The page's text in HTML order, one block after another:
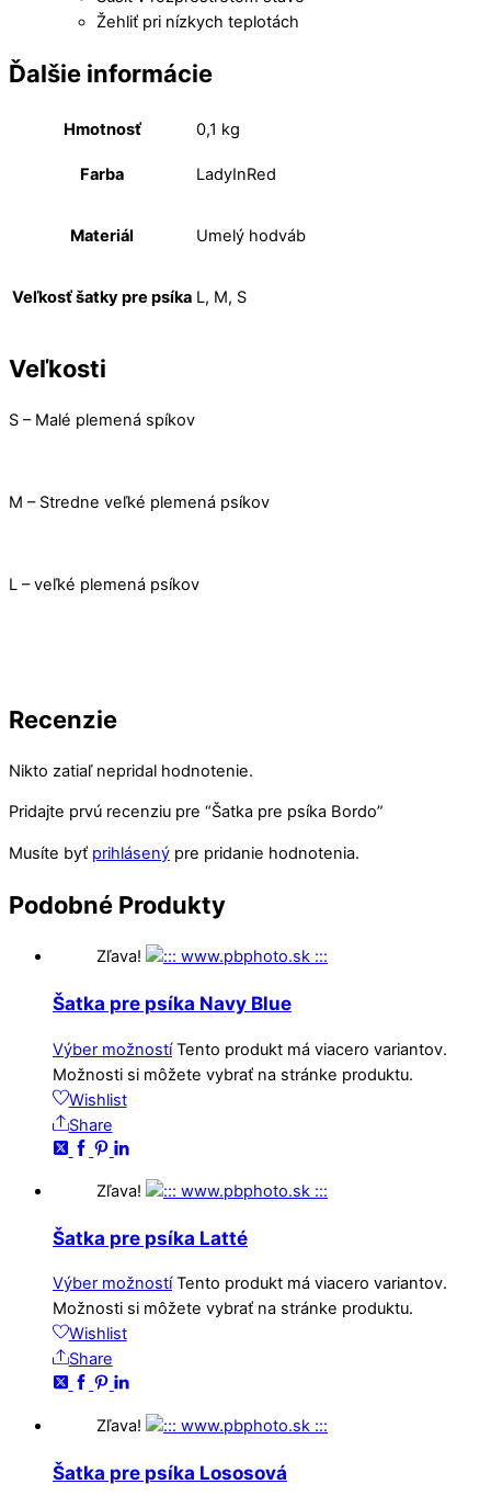
Žehliť pri nízkych teplotách
Ďalšie informácie
Hmotnosť 0,1 kg
Farba LadyInRed
Materiál Umelý hodváb
Veľkosť šatky pre psíka L, M, S
Veľkosti
S – Malé plemená spíkov
M – Stredne veľké plemená psíkov
L – veľké plemená psíkov
Recenzie
Nikto zatiaľ nepridal hodnotenie.
Pridajte prvú recenziu pre “Šatka pre psíka Bordo”
Musíte byť prihlásený pre pridanie hodnotenia.
Podobné Produkty
Zľava!
Šatka pre psíka Navy Blue
Výber možností Tento produkt má viacero variantov.
Možnosti si môžete vybrať na stránke produktu.
Wishlist
Share
Zľava!
Šatka pre psíka Latté
Výber možností Tento produkt má viacero variantov.
Možnosti si môžete vybrať na stránke produktu.
Wishlist
Share
Zľava!
Šatka pre psíka Lososová